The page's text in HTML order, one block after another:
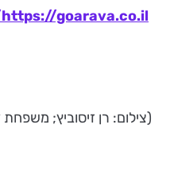
https://goarava.co.il
(צילום: רן זיסוביץ;